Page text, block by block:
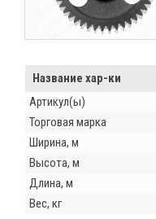
Название хар-ки
Артикул(ы)
Торговая марка
Ширина, м
Высота, м
Длина, м
Вес, кг